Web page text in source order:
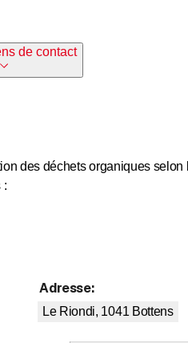
de contact
des déchets organiques
:
qualité
vos besoins
Adresse:
Le Riondi, 1041 Bottens